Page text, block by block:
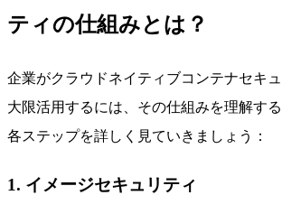
ティの仕組みとは？
企業がクラウドネイティブコンテナセキ
大限活用するには、その仕組みを理解する
各ステップを詳しく見ていきましょう：
1. イメージセキュリティ